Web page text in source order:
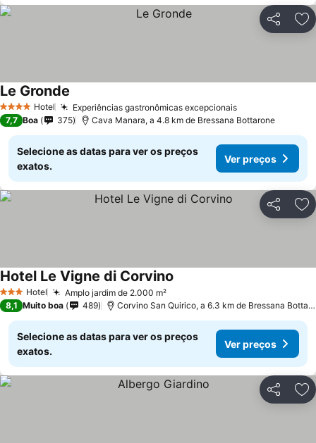
Partilhar
4 EstrelasHotel Experiências gastronômicas excepcionais
Le Gronde
7,7 Boa 375 Cava Manara, a 4.8 km de Bressana Bottarone
Selecione as datas para ver os preços
exatos.
Ver preços
Partilhar
3 EstrelasHotel Amplo jardim de 2.000 m²
Hotel Le Vigne di Corvino
8,1 Muito boa 489 Corvino San Quirico, a 6.3 km de Bressana Bottarone
Selecione as datas para ver os preços
exatos.
Ver preços
Partilhar